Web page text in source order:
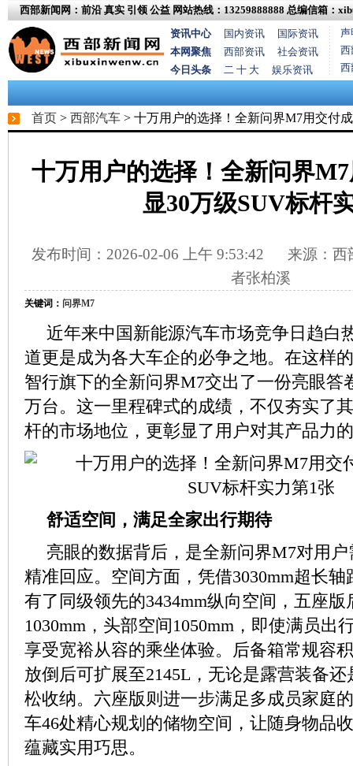
西部新闻网：前沿 真实 引领 公益 网站热线：13259888888 总编信箱：
资讯中心
国内资讯
国际资讯
本网聚焦
西部资讯
社会资讯
今日头条
二 十 大 娱乐资讯
声
西
西
首页 > 西部汽车 > 十万用户的选择！全新问界M7用交付
十万用户的选择！全新问界
显30万级SUV标杆
发布时间：2026-02-06 上午 9:53:42 来源：西
者张柏溪
关键词： 问界M7
近年来中国新能源汽车市场竞争日趋白
道更是成为各大车企的必争之地。在这样
智行旗下的全新问界M7交出了一份亮眼答
万台。这一里程碑式的成绩，不仅夯实了
杆的市场地位，更彰显了用户对其产品力
舒适空间，满足全家出行期待
亮眼的数据背后，是全新问界M7对用
精准回应。空间方面，凭借3030mm超长
有了同级领先的3434mm纵向空间，五座
1030mm，头部空间1050mm，即使满员出
享受宽裕从容的乘坐体验。后备箱常规容
放倒后可扩展至2145L，无论是露营装备
松收纳。六座版则进一步满足多成员家庭
车46处精心规划的储物空间，让随身物品
蕴藏实用巧思。